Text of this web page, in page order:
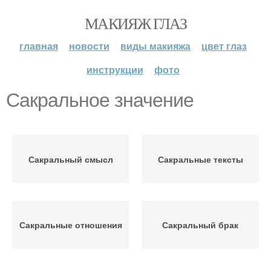
МАКИЯЖ ГЛАЗ
главная новости виды макияжа
цвет глаз
инструкции
фото
Сакральное значение
Сакральный смысл Сакральные тексты
Сакральные отношения Сакральный брак